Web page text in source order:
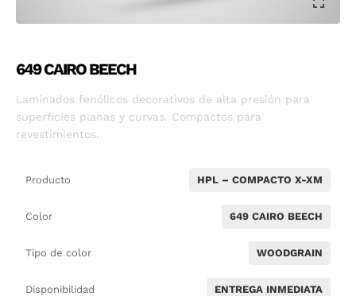
649 CAIRO BEECH
Laminados fenólicos decorativos de alta presión para
superficies planas y curvas. Compactos para
revestimientos.
Producto HPL – COMPACTO X-XM
Color 649 CAIRO BEECH
Tipo de color WOODGRAIN
Disponibilidad ENTREGA INMEDIATA